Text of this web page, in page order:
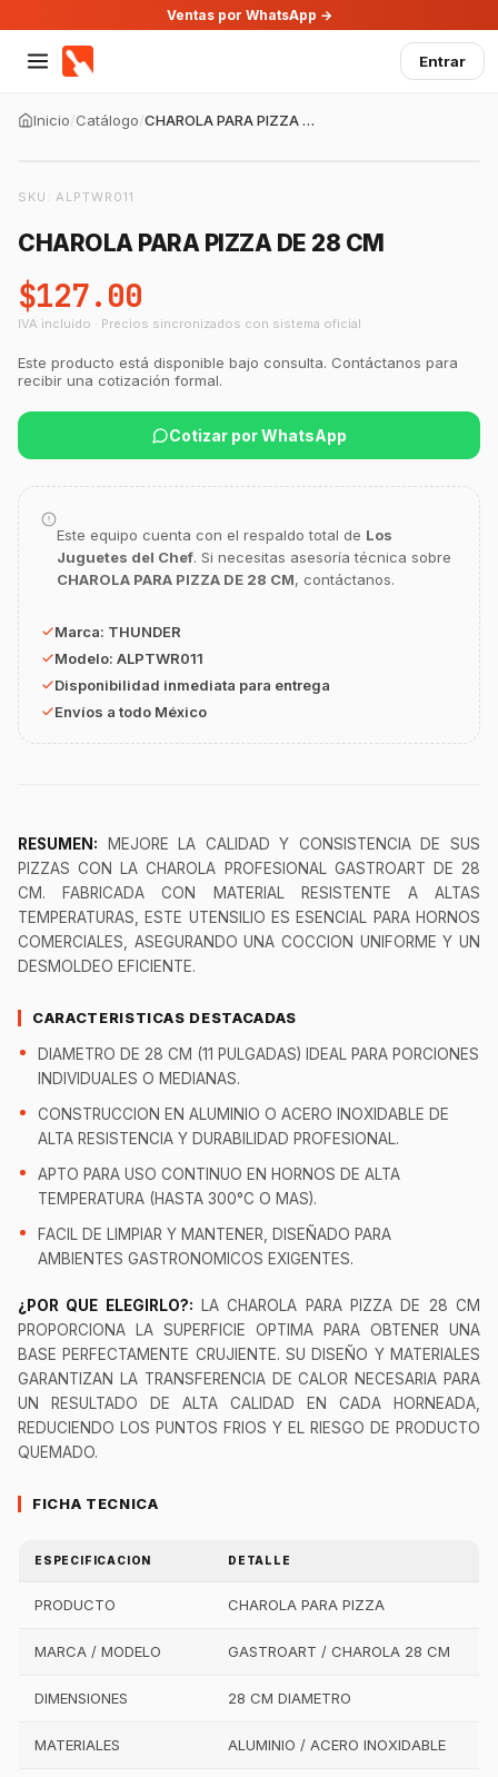
Ventas por WhatsApp →
Entrar
Inicio/Catálogo/ CHAROLA PARA PIZZA DE 28 CM
SKU: ALPTWR011
CHAROLA PARA PIZZA DE 28 CM
$127.00
IVA incluido · Precios sincronizados con sistema oficial
Este producto está disponible bajo consulta. Contáctanos para
recibir una cotización formal.
Cotizar por WhatsApp
Este equipo cuenta con el respaldo total de Los
Juguetes del Chef. Si necesitas asesoría técnica sobre
CHAROLA PARA PIZZA DE 28 CM, contáctanos.
Marca: THUNDER
Modelo: ALPTWR011
Disponibilidad inmediata para entrega
Envíos a todo México
RESUMEN: MEJORE LA CALIDAD Y CONSISTENCIA DE SUS
PIZZAS CON LA CHAROLA PROFESIONAL GASTROART DE 28
CM. FABRICADA CON MATERIAL RESISTENTE A ALTAS
TEMPERATURAS, ESTE UTENSILIO ES ESENCIAL PARA HORNOS
COMERCIALES, ASEGURANDO UNA COCCION UNIFORME Y UN
DESMOLDEO EFICIENTE.
CARACTERISTICAS DESTACADAS
DIAMETRO DE 28 CM (11 PULGADAS) IDEAL PARA PORCIONES
INDIVIDUALES O MEDIANAS.
CONSTRUCCION EN ALUMINIO O ACERO INOXIDABLE DE
ALTA RESISTENCIA Y DURABILIDAD PROFESIONAL.
APTO PARA USO CONTINUO EN HORNOS DE ALTA
TEMPERATURA (HASTA 300°C O MAS).
FACIL DE LIMPIAR Y MANTENER, DISEÑADO PARA
AMBIENTES GASTRONOMICOS EXIGENTES.
¿POR QUE ELEGIRLO?: LA CHAROLA PARA PIZZA DE 28 CM
PROPORCIONA LA SUPERFICIE OPTIMA PARA OBTENER UNA
BASE PERFECTAMENTE CRUJIENTE. SU DISEÑO Y MATERIALES
GARANTIZAN LA TRANSFERENCIA DE CALOR NECESARIA PARA
UN RESULTADO DE ALTA CALIDAD EN CADA HORNEADA,
REDUCIENDO LOS PUNTOS FRIOS Y EL RIESGO DE PRODUCTO
QUEMADO.
FICHA TECNICA
ESPECIFICACION DETALLE
PRODUCTO CHAROLA PARA PIZZA
MARCA / MODELO GASTROART / CHAROLA 28 CM
DIMENSIONES 28 CM DIAMETRO
MATERIALES ALUMINIO / ACERO INOXIDABLE
GastroBot
Asesor Chef Online
de cocina profesional de GastroArt.
equipamiento o utensilios?
Ver sucursales y contacto